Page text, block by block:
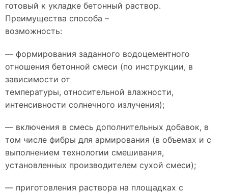
готовый к укладке бетонный раствор.
Преимущества способа –
возможность:
— формирования заданного водоцементного
отношения бетонной смеси (по инструкции, в
зависимости от
температуры, относительной влажности,
интенсивности солнечного излучения);
— включения в смесь дополнительных добавок, в
том числе фибры для армирования (в объемах и с
выполнением технологии смешивания,
установленных производителем сухой смеси);
— приготовления раствора на площадках с